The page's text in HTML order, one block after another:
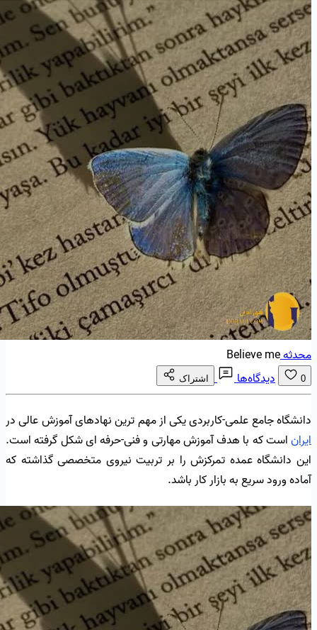
محدثهBelieve me
0 دیدگاه‌ها اشتراک
دانشگاه جامع علمی-کاربردی یکی از مهم ترین نهادهای آموزش عالی در
ایراناست که با هدف آموزش مهارتی و فنی-حرفه ای شکل گرفته است.
این دانشگاه عمده تمرکزش را بر تربیت نیروی متخصصی گذاشته که
آماده ورود سریع به بازار کار باشد.